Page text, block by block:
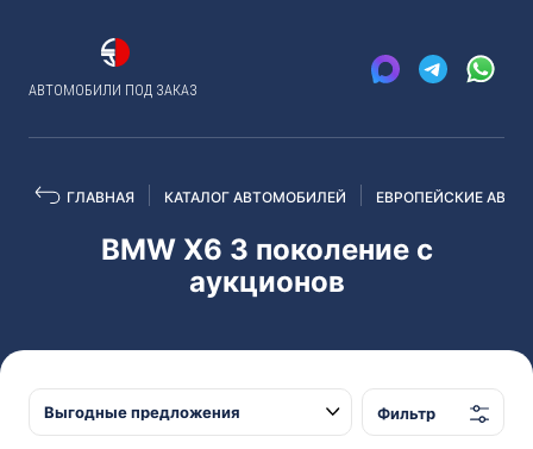
АВТОМОБИЛИ ПОД ЗАКАЗ
ГЛАВНАЯ КАТАЛОГ АВТОМОБИЛЕЙ ЕВРОПЕЙСКИЕ
BMW X6 3 поколение с
аукционов
Фильтр